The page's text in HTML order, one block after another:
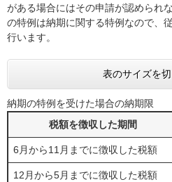
がある場合にはその申請が認められ
の特例は納期に関する特例なので、
行います。
表のサイズを
納期の特例を受けた場合の納期限
税額を徴収した期間
6月から11月までに徴収した税額
12月から5月までに徴収した税額